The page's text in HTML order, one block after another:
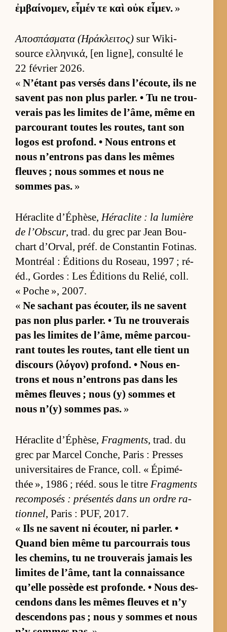
ἐμβαίνομεν, εἶμέν τε καὶ οὐκ εἶμεν. »
Αποσπάσματα (Ηράκλειτος) sur Wi­ki­
source ελληνικά, [en li­gne], consulté le
22 fé­vrier 2026.
« N’étant pas ver­sés dans l’écou­te, ils ne
savent pas non plus par­ler. • Tu ne trou­
ve­rais pas les li­mites de l’âme, même en
par­cou­rant toutes les rou­tes, tant son
lo­gos est pro­fond. • Nous en­trons et
nous n’en­trons pas dans les mêmes
fleuves ; nous sommes et nous ne
sommes pas. »
Hé­ra­clite d’Éphè­se,Hé­ra­clite : la lu­mière
de l’Obs­cur, trad. du grec par Jean Bou­
chart d’Or­val, préf. de Constan­tin Fo­ti­nas.
Mont­réal : Édi­tions du Ro­seau, 1997 ; ré­
éd., Gordes : Les Édi­tions du Re­lié, coll.
« Poche », 2007.
« Ne sa­chant pas écou­ter, ils ne savent
pas non plus par­ler. • Tu ne trou­ve­rais
pas les li­mites de l’âme, même par­cou­
rant toutes les rou­tes, tant elle tient un
dis­cours (λόγον) pro­fond. • Nous en­
trons et nous n’en­trons pas dans les
mêmes fleuves ; nous (y) sommes et
nous n’(y) sommes pas. »
Hé­ra­clite d’Éphè­se, Fragments, trad. du
grec par Mar­cel Conche, Pa­ris : Presses
uni­ver­si­taires de Fran­ce, coll. « Épi­mé­
thée », 1986 ; ré­éd. sous le titre Frag­ments
re­com­po­sés : pré­sen­tés dans un ordre ra­
tion­nel, Pa­ris : PUF, 2017.
« Ils ne savent ni écou­ter, ni par­ler. •
Quand bien même tu par­cour­rais tous
les che­mins, tu ne trou­ve­rais ja­mais les
li­mites de l’âme, tant la connais­sance
qu’elle pos­sède est pro­fonde. • Nous des­
cen­dons dans les mêmes fleuves et n’y
des­cen­dons pas ; nous y sommes et nous